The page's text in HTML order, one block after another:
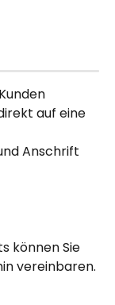
auf eine
Anschrift
können Sie
vereinbaren.